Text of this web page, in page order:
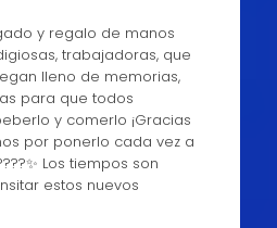
y regalo de manos
trabajadoras, que
lleno de memorias,
para que todos
y comerlo ¡Gracias
por ponerlo cada vez a
Los tiempos son
estos nuevos